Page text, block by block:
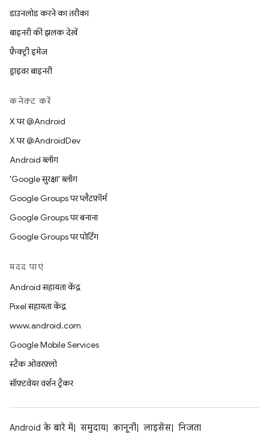
डाउनलोड करने का तरीका
बाइनरी की झलक देखें
फ़ैक्ट्री इमेज
ड्राइवर बाइनरी
कनेक्ट करें
X पर @Android
X पर @AndroidDev
Android ब्लॉग
'Google सुरक्षा' ब्लॉग
Google Groups पर प्लैटफ़ॉर्म
Google Groups पर बनाना
Google Groups पर पोर्टिंग
मदद पाएं
Android सहायता केंद्र
Pixel सहायता केंद्र
www.android.com
Google Mobile Services
स्टैक ओवरफ़्लो
सॉफ़्टवेयर वर्शन ट्रैकर
Android के बारे में समुदाय कानूनी लाइसेंस निजता